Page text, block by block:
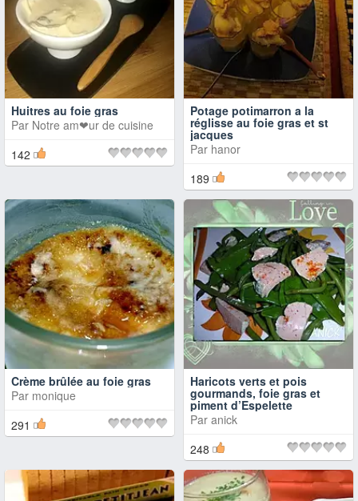
Huitres au foie gras
Par Notre am❤ur de cuisine
142
Potage potimarron a la
réglisse au foie gras et st
jacques
Par hanor
189
Crème brûlée au foie gras
Par monique
291
Haricots verts et pois
gourmands, foie gras et
piment d’Espelette
Par anick
248